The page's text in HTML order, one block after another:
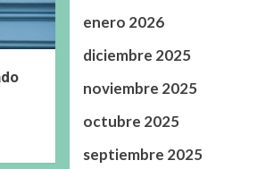
enero 2026
diciembre 2025
noviembre 2025
octubre 2025
septiembre 2025